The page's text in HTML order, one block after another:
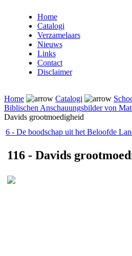
Home
Catalogi
Verzamelaars
Nieuws
Links
Contact
Disclaimer
Home Catalogi
Biblischen Anschauungsbilder von
Davids grootmoedigheid
6 - De boodschap uit het Beloofde
116 - Davids